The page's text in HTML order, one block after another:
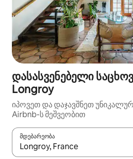
დასასვენებელი
Longroy
იპოვეთ და დაჯავშნეთ
Airbnb-ს მეშვეობით
მდებარეობა
როცა შედეგები ხელმისაწვდომი